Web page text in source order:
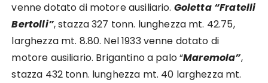
venne dotato di motore ausiliario. Goletta “Fratelli
Bertolli”, stazza 327 tonn. lunghezza mt. 42.75,
larghezza mt. 8.80. Nel 1933 venne dotato di
motore ausiliario. Brigantino a palo “Maremola”,
stazza 432 tonn. lunghezza mt. 40 larghezza mt.